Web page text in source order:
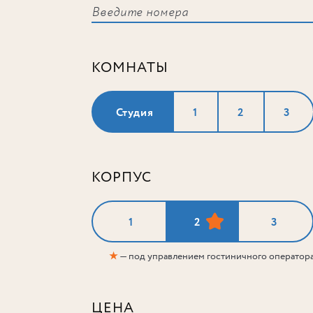
КОМНАТЫ
Студия 1 2 3
КОРПУС
1 2 3
★— под управлением гостиничного
ЦЕНА